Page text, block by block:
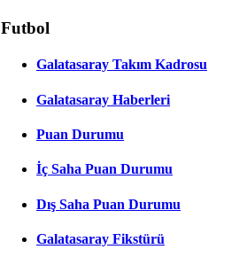
Futbol
Galatasaray Takım Kadrosu
Galatasaray Haberleri
Puan Durumu
İç Saha Puan Durumu
Dış Saha Puan Durumu
Galatasaray Fikstürü